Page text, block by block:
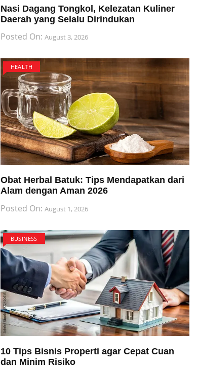
Nasi Dagang Tongkol, Kelezatan Kuliner
Daerah yang Selalu Dirindukan
Posted On: August 3, 2026
HEALTH
Obat Herbal Batuk: Tips Mendapatkan dari
Alam dengan Aman 2026
Posted On: August 1, 2026
BUSINESS
10 Tips Bisnis Properti agar Cepat Cuan
dan Minim Risiko